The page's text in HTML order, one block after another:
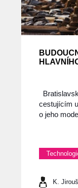
cestujícím
o jeho
K.